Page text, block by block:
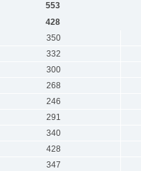
553
428
350
332
300
268
246
291
340
428
347